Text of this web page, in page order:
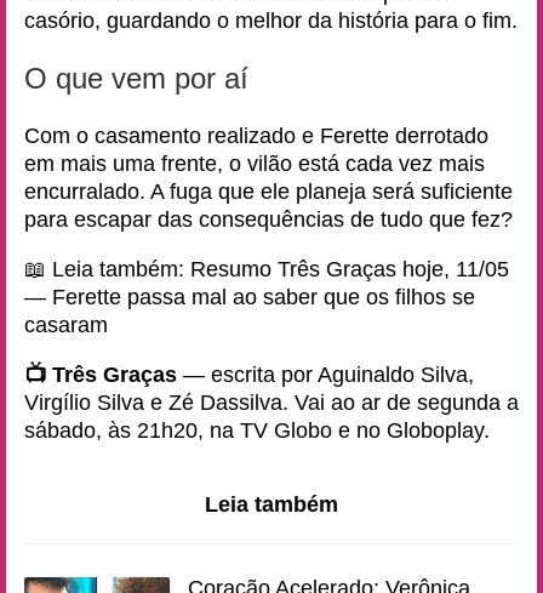
casório, guardando o melhor da história para o fim.
O que vem por aí
Com o casamento realizado e Ferette derrotado
em mais uma frente, o vilão está cada vez mais
encurralado. A fuga que ele planeja será suficiente
para escapar das consequências de tudo que fez?
📖 Leia também: Resumo Três Graças hoje, 11/05
— Ferette passa mal ao saber que os filhos se
casaram
📺 Três Graças — escrita por Aguinaldo Silva,
Virgílio Silva e Zé Dassilva. Vai ao ar de segunda a
sábado, às 21h20, na TV Globo e no Globoplay.
Leia também
Coração Acelerado: Verônica